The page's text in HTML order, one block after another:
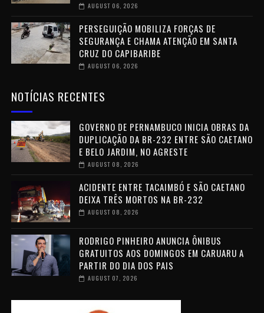
AUGUST 06, 2026
PERSEGUIÇÃO MOBILIZA FORÇAS DE
SEGURANÇA E CHAMA ATENÇÃO EM SANTA
CRUZ DO CAPIBARIBE
AUGUST 06, 2026
NOTÍCIAS RECENTES
GOVERNO DE PERNAMBUCO INICIA OBRAS DA
DUPLICAÇÃO DA BR-232 ENTRE SÃO CAETANO
E BELO JARDIM, NO AGRESTE
AUGUST 08, 2026
ACIDENTE ENTRE TACAIMBÓ E SÃO CAETANO
DEIXA TRÊS MORTOS NA BR-232
AUGUST 08, 2026
RODRIGO PINHEIRO ANUNCIA ÔNIBUS
GRATUITOS AOS DOMINGOS EM CARUARU A
PARTIR DO DIA DOS PAIS
AUGUST 07, 2026